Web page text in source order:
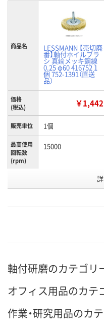
商品名 LESSMANN 【売切廃
番】軸付ホイルブラ
シ 真鍮メッキ鋼線
0.25 φ60 416752 1
個 752-1391（直送
品）
価格
(税込)
￥1,442
販売単位 1個
最高使用
回転数
(rpm)
15000
N250953
数量
カゴへ
軸付研磨のカテゴリ
オフィス用品のカテ
作業・研究用品のカ